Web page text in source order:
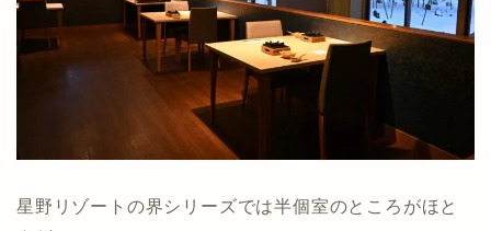
星野リゾートの界シリーズでは半個室のところがほと